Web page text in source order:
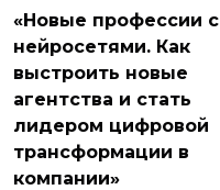
«Новые профессии с
нейросетями. Как
выстроить новые
агентства и стать
лидером цифровой
трансформации в
компании»